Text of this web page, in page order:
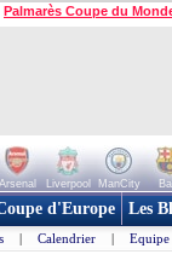
Palmarès Coupe du
Arsenal Liverpool ManCity
d'Europe Les
| Calendrier | Equipe